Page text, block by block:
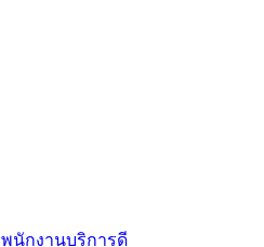
นักงานบริการดี